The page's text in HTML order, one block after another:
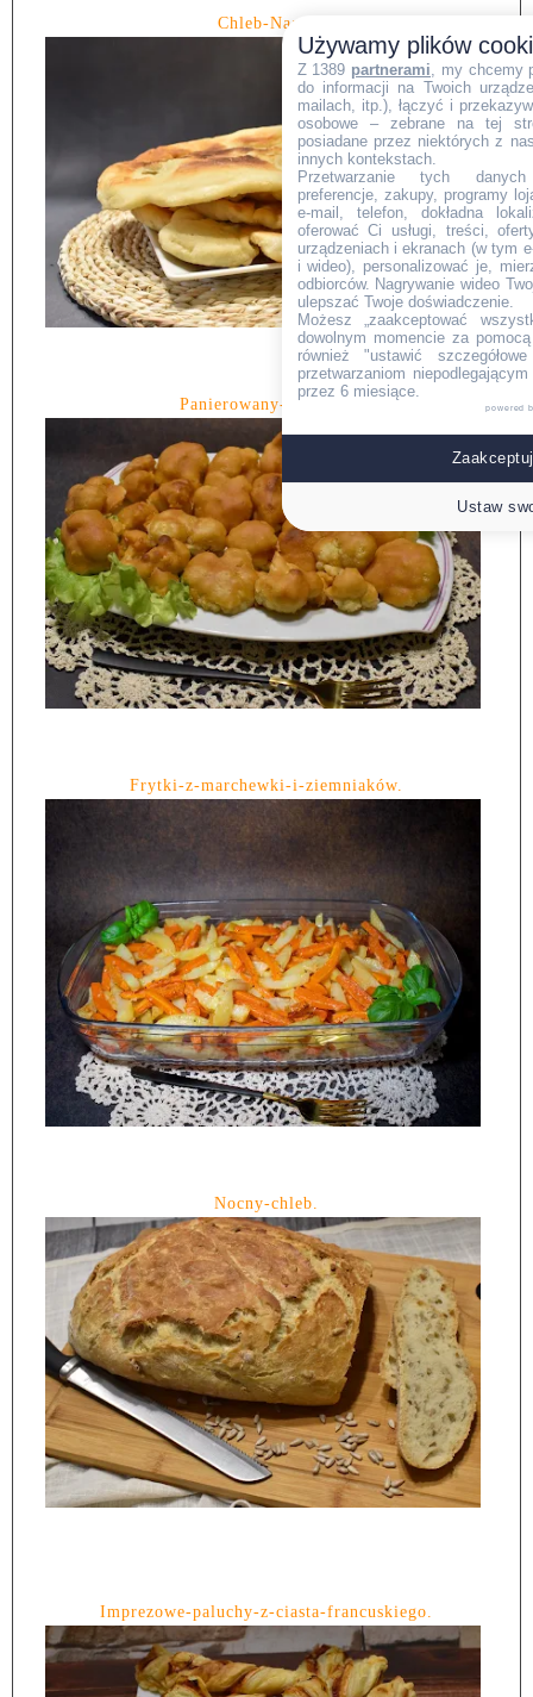
Chleb-Naan.
Panierowany-kalafior.
Frytki-z-marchewki-i-ziemniaków.
Nocny-chleb.
Imprezowe-paluchy-z-ciasta-francuskiego.
Używamy plików
Z 1389 partnerami , my chcemy
do informacji na Twoich
mailach, itp.), łączyć i
osobowe – zebrane na tej
posiadane przez niektórych z
innych kontekstach.
Przetwarzanie tych danych
preferencje, zakupy, programy
e-mail, telefon, dokładna
oferować Ci usługi, treści,
urządzeniach i ekranach (w tym
i wideo), personalizować je,
odbiorców. Nagrywanie wideo
ulepszać Twoje doświadczenie.
Możesz „zaakceptować
dowolnym momencie za
również "ustawić
przetwarzaniom
przez 6 miesiące.
powered
Ustaw